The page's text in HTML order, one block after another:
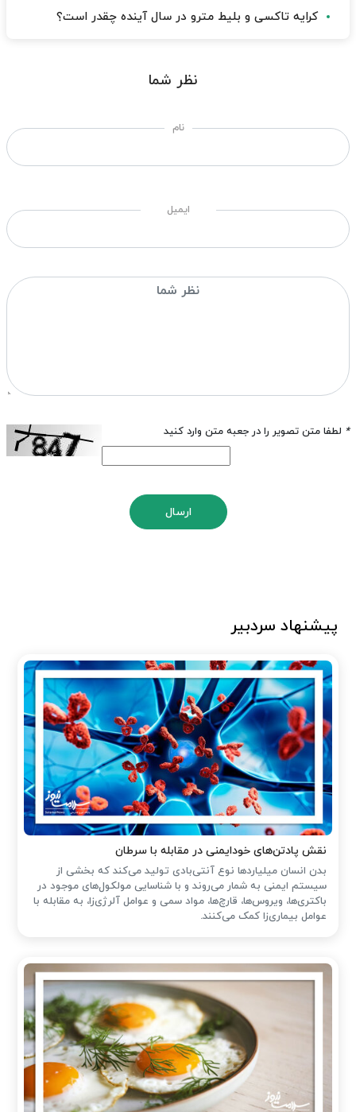
کرایه تاکسی و بلیط مترو در سال آینده چقدر است؟
نظر شما
نام
ایمیل
* لطفا متن تصویر را در جعبه متن وارد کنید
ارسال
پیشنهاد سردبیر
نقش پادتن‌های خودایمنی در مقابله با سرطان
بدن انسان میلیاردها نوع آنتی‌بادی تولید می‌کند که بخشی از
سیستم ایمنی به شمار می‌روند و با شناسایی مولکول‌های موجود در
باکتری‌ها، ویروس‌ها، قارچ‌ها، مواد سمی و عوامل آلرژی‌زا، به مقابله با
عوامل بیماری‌زا کمک می‌کنند.